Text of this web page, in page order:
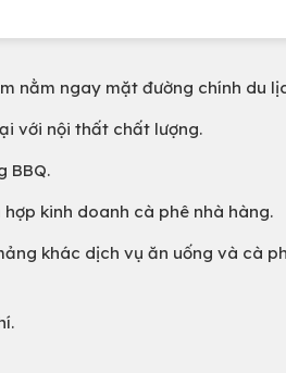
nằm ngay mặt đường chính du
với nội thất chất lượng.
BBQ.
kinh doanh cà phê nhà hàng.
khác dịch vụ ăn uống và cà